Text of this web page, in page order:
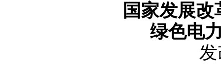
国家发展
绿色电